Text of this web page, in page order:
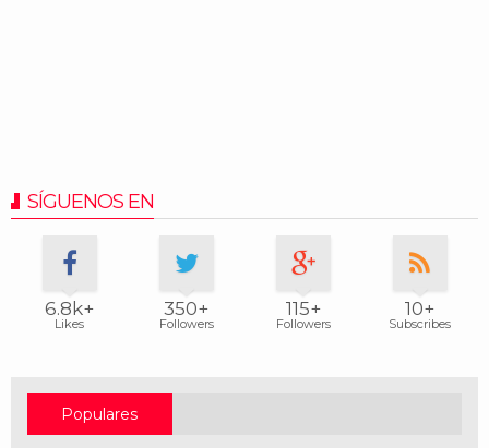
SÍGUENOS EN
6.8k+
Likes
350+
Followers
115+
Followers
10+
Subscribes
Populares